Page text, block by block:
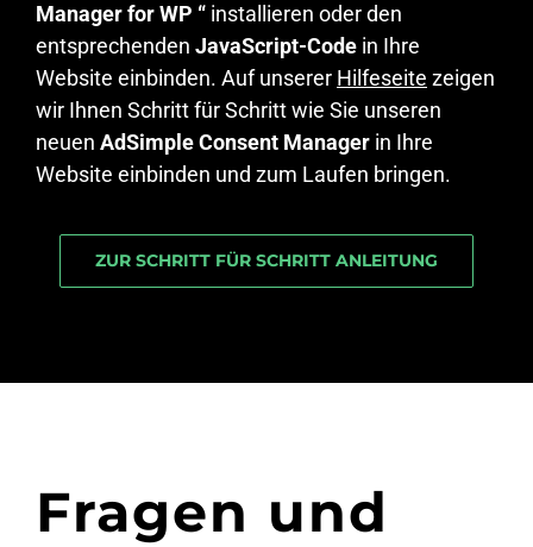
Manager for WP “ installieren oder den
entsprechenden JavaScript-Code in Ihre
Website einbinden. Auf unserer Hilfeseite zeigen
wir Ihnen Schritt für Schritt wie Sie unseren
neuen AdSimple Consent Manager in Ihre
Website einbinden und zum Laufen bringen.
ZUR SCHRITT FÜR SCHRITT ANLEITUNG
Fragen und